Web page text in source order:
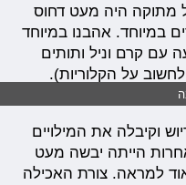
מתוקה היה מעט דחוס
במיוחד. אהבנו במיוחד
עם קרם וניל ותותים
על הקלוריות).
וקיבלה את המילויים
הייתה יבשה מעט
למראה. צורת האכילה